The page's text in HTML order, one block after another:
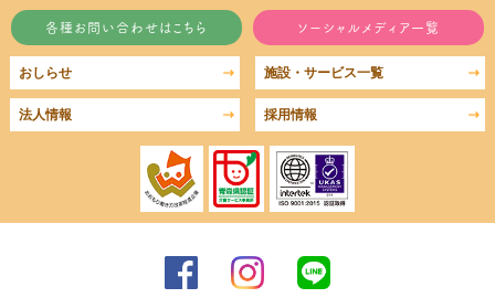
各種お問い合わせはこちら ソーシャルメディア一覧
施設・サービス一覧
おしらせ
法人情報 採用情報